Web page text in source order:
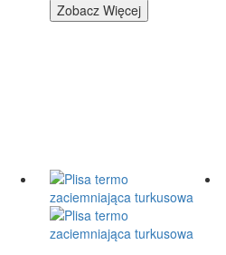
Zobacz Więcej